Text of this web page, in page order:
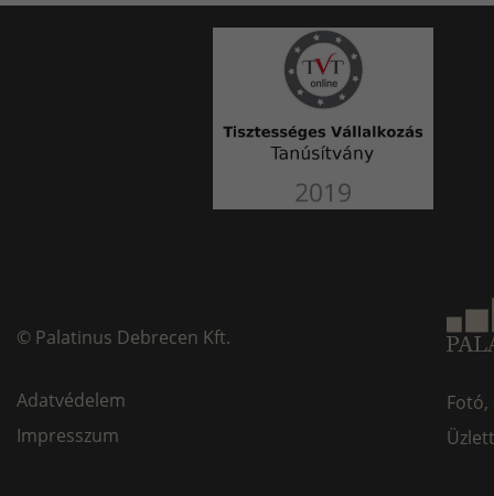
© Palatinus Debrecen Kft.
Adatvédelem
Impresszum
Fotó,